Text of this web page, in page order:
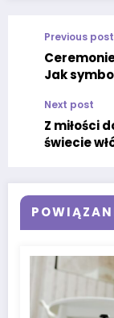
Previous post
Jak
Next post
Z miłości
świecie